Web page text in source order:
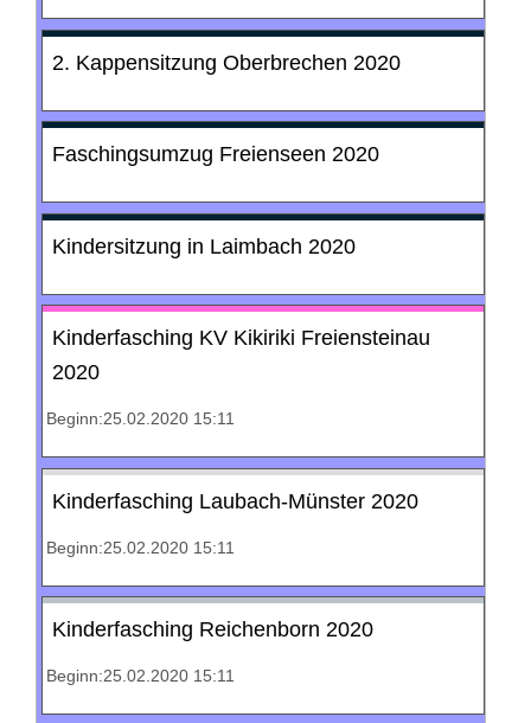
2. Kappensitzung Oberbrechen 2020
Faschingsumzug Freienseen 2020
Kindersitzung in Laimbach 2020
Kinderfasching KV Kikiriki Freiensteinau
2020
Beginn:25.02.2020 15:11
Kinderfasching Laubach-Münster 2020
Beginn:25.02.2020 15:11
Kinderfasching Reichenborn 2020
Beginn:25.02.2020 15:11